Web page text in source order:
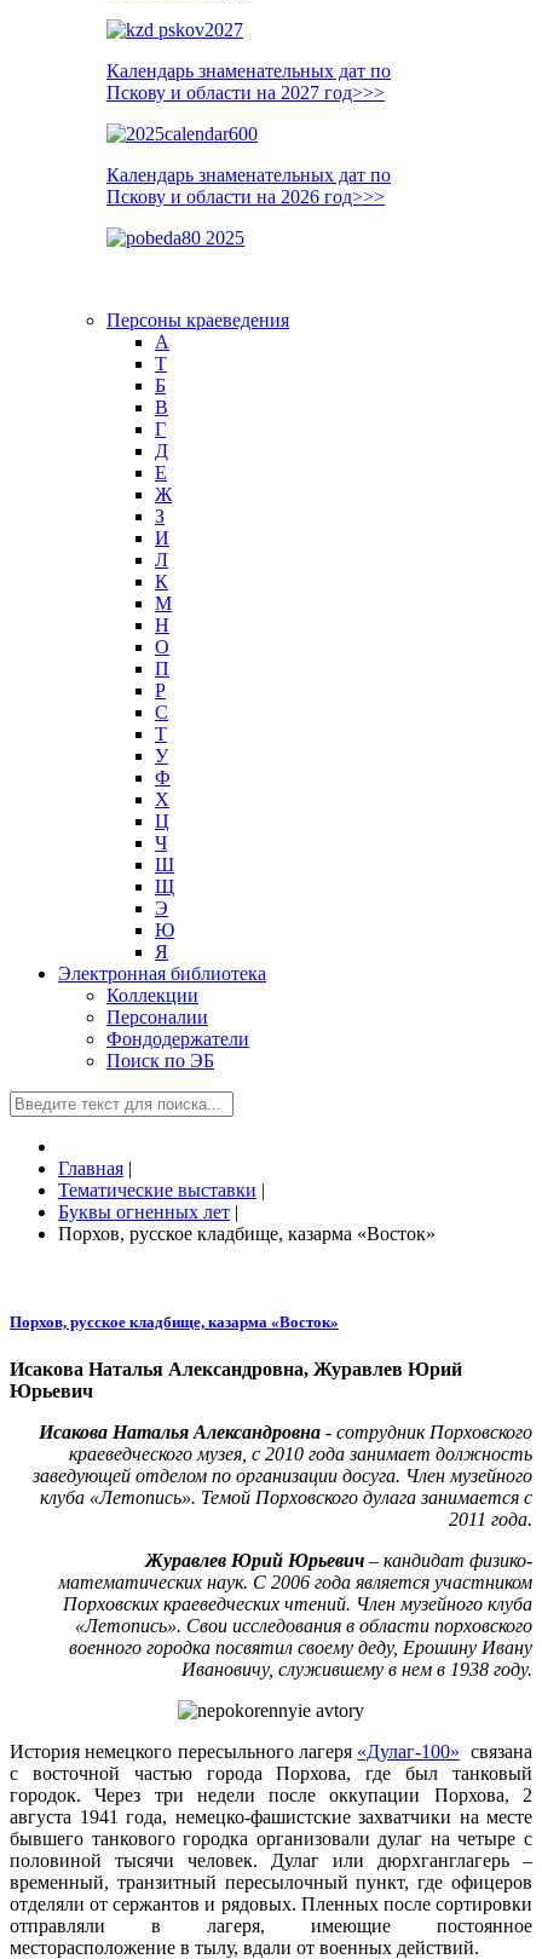
Календарь знаменательных дат по
Пскову и области на 2027 год>>>
Календарь знаменательных дат по
Пскову и области на 2026 год>>>
Персоны краеведения
А
T
Б
В
Г
Д
Е
Ж
З
И
Л
К
М
Н
О
П
Р
С
Т
У
Ф
Х
Ц
Ч
Ш
Щ
Э
Ю
Я
Электронная библиотека
Коллекции
Персоналии
Фондодержатели
Поиск по ЭБ
Главная |
Тематические выставки |
Буквы огненных лет |
Порхов, русское кладбище, казарма «Восток»
Порхов, русское кладбище, казарма «Восток»
Исакова Наталья Александровна, Журавлев Юрий
Юрьевич
Исакова Наталья Александровна - сотрудник Порховского
краеведческого музея, с 2010 года занимает должность
заведующей отделом по организации досуга. Член музейного
клуба «Летопись». Темой Порховского дулага занимается с
2011 года.
Журавлев Юрий Юрьевич – кандидат физико-
математических наук. С 2006 года является участником
Порховских краеведческих чтений. Член музейного клуба
«Летопись». Свои исследования в области порховского
военного городка посвятил своему деду, Ерошину Ивану
Ивановичу, служившему в нем в 1938 году.
История немецкого пересыльного лагеря «Дулаг-100» связана
с восточной частью города Порхова, где был танковый
городок. Через три недели после оккупации Порхова, 2
августа 1941 года, немецко-фашистские захватчики на месте
бывшего танкового городка организовали дулаг на четыре с
половиной тысячи человек. Дулаг или дюрхганглагерь –
временный, транзитный пересылочный пункт, где офицеров
отделяли от сержантов и рядовых. Пленных после сортировки
отправляли в лагеря, имеющие постоянное
месторасположение в тылу, вдали от военных действий.